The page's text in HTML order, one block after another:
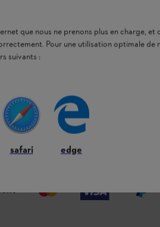
LIVRAISON À DOMICILE OU
que nous ne prenons plus en charge,
Pour une utilisation optimale de
suivants :
safari edge